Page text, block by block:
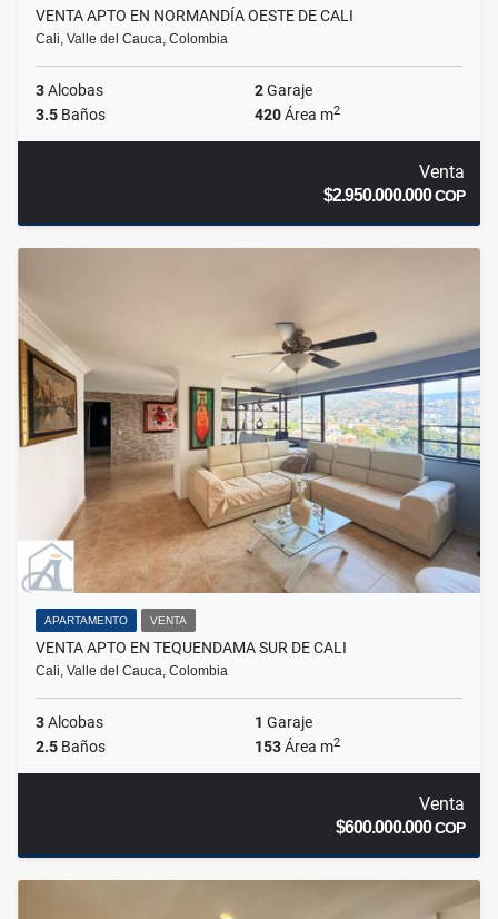
VENTA APTO EN NORMANDÍA OESTE DE CALI
Cali, Valle del Cauca, Colombia
3Alcobas 2Garaje
3.5 Baños 420Área m2
Venta
$2.950.000.000COP
APARTAMENTO VENTA
VENTA APTO EN TEQUENDAMA SUR DE CALI
Cali, Valle del Cauca, Colombia
3Alcobas 1 Garaje
2.5 Baños 153Área m2
Venta
$600.000.000COP